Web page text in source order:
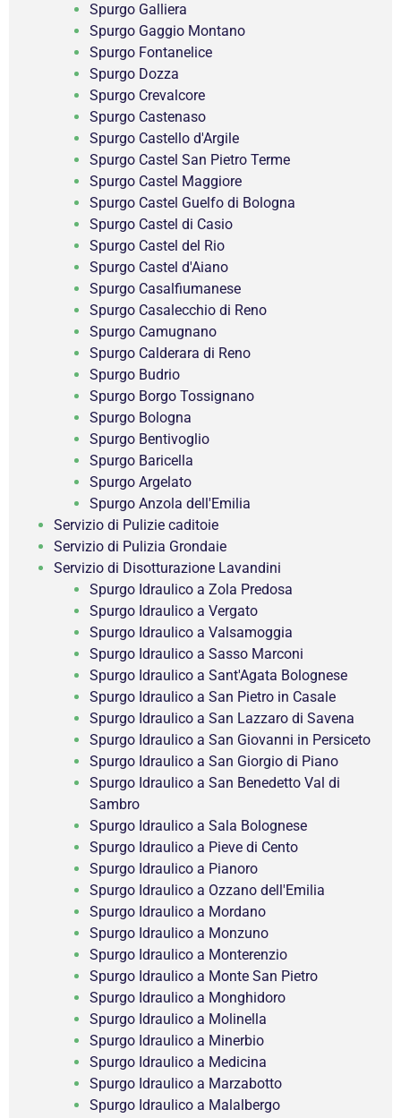
Spurgo Galliera
Spurgo Gaggio Montano
Spurgo Fontanelice
Spurgo Dozza
Spurgo Crevalcore
Spurgo Castenaso
Spurgo Castello d'Argile
Spurgo Castel San Pietro Terme
Spurgo Castel Maggiore
Spurgo Castel Guelfo di Bologna
Spurgo Castel di Casio
Spurgo Castel del Rio
Spurgo Castel d'Aiano
Spurgo Casalfiumanese
Spurgo Casalecchio di Reno
Spurgo Camugnano
Spurgo Calderara di Reno
Spurgo Budrio
Spurgo Borgo Tossignano
Spurgo Bologna
Spurgo Bentivoglio
Spurgo Baricella
Spurgo Argelato
Spurgo Anzola dell'Emilia
Servizio di Pulizie caditoie
Servizio di Pulizia Grondaie
Servizio di Disotturazione Lavandini
Spurgo Idraulico a Zola Predosa
Spurgo Idraulico a Vergato
Spurgo Idraulico a Valsamoggia
Spurgo Idraulico a Sasso Marconi
Spurgo Idraulico a Sant'Agata Bolognese
Spurgo Idraulico a San Pietro in Casale
Spurgo Idraulico a San Lazzaro di Savena
Spurgo Idraulico a San Giovanni in Persiceto
Spurgo Idraulico a San Giorgio di Piano
Spurgo Idraulico a San Benedetto Val di
Sambro
Spurgo Idraulico a Sala Bolognese
Spurgo Idraulico a Pieve di Cento
Spurgo Idraulico a Pianoro
Spurgo Idraulico a Ozzano dell'Emilia
Spurgo Idraulico a Mordano
Spurgo Idraulico a Monzuno
Spurgo Idraulico a Monterenzio
Spurgo Idraulico a Monte San Pietro
Spurgo Idraulico a Monghidoro
Spurgo Idraulico a Molinella
Spurgo Idraulico a Minerbio
Spurgo Idraulico a Medicina
Spurgo Idraulico a Marzabotto
Spurgo Idraulico a Malalbergo